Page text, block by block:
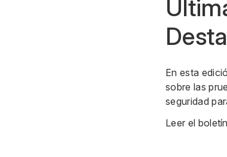
En esta
sobre las
seguridad
Leer el